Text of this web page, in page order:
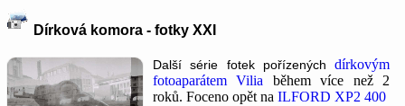
Dírková komora - fotky XXI
Další série fotek pořízených dírkovým
fotoaparátem Vilia během více než 2
roků. Foceno opět na ILFORD XP2 400